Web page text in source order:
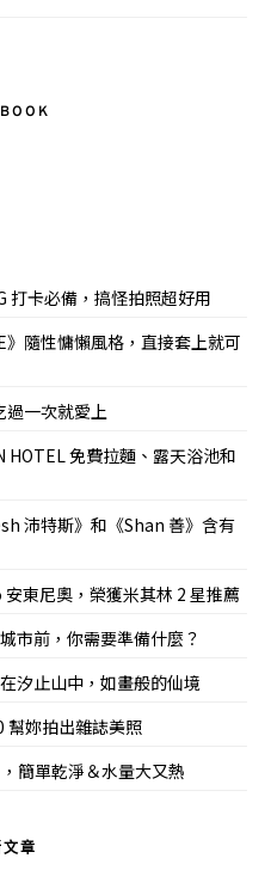
打卡必備，搞怪拍照超好用
》隨性慵懶風格，直接套上就可
過一次就愛上
HOTEL 免費拉麵、露天浴池和
沛特斯》和《Shan 善》含有
東尼奧，榮獲米其林 2 星推薦
市前，你需要準備什麼？
汐止山中，如畫般的仙境
幫妳拍出雜誌美照
簡單乾淨＆水量大又熱
章